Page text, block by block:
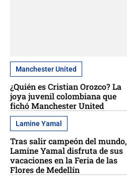
Manchester United
¿Quién es Cristian Orozco? La
joya juvenil colombiana que
fichó Manchester United
Lamine Yamal
Tras salir campeón del mundo,
Lamine Yamal disfruta de sus
vacaciones en la Feria de las
Flores de Medellín